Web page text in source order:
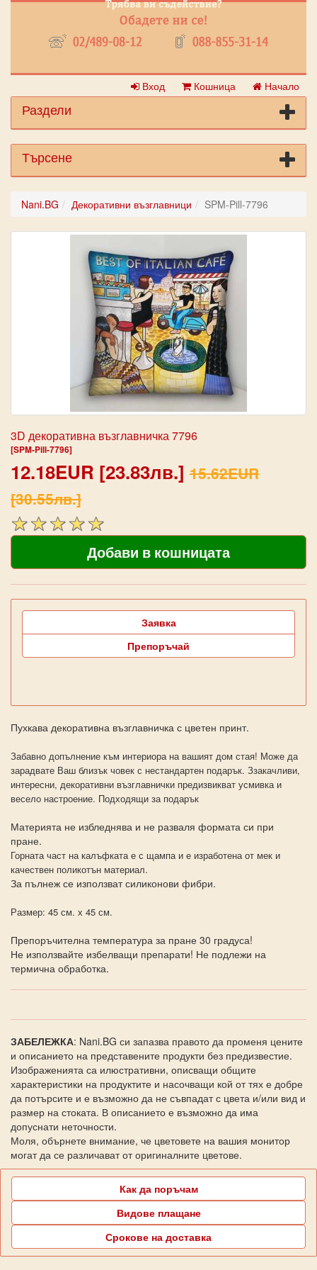
Вход Кошница Начало
Раздели
Търсене
Nani.BG Декоративни възглавници SPM-Pill-7796
3D декоративна възглавничка 7796
[SPM-Pill-7796]
12.18EUR [23.83лв.] 15.62EUR
[30.55лв.]
Заявка
Препоръчай
Пухкава декоративна възглавничка с цветен принт.
Забавно допълнение към интериора на вашият дом стая! Може да
зарадвате Ваш близък човек с нестандартен подарък. Ззакачливи,
интересни, декоративни възглавнички предизвикват усмивка и
весело настроение. Подходящи за подарък
Материята не избледнява и не разваля формата си при
пране.
Горната част на калъфката е с щампа и е изработена от мек и
качествен поликотън материал.
За пълнеж се използват силиконови фибри.
Размер: 45 см. х 45 см.
Препоръчителна температура за пране 30 градуса!
Не използвайте избелващи препарати! Не подлежи на
термична обработка.
ЗАБЕЛЕЖКА: Nani.BG си запазва правото да променя цените
и описанието на представените продукти без предизвестие.
Изображенията са илюстративни, описващи общите
характеристики на продуктите и насочващи кой от тях е добре
да потърсите и е възможно да не съвпадат с цвета и/или вид и
размер на стоката. В описанието е възможно да има
допуснати неточности.
Моля, обърнете внимание, че цветовете на вашия монитор
могат да се различават от оригиналните цветове.
Как да поръчам
Видове плащане
Срокове на доставка